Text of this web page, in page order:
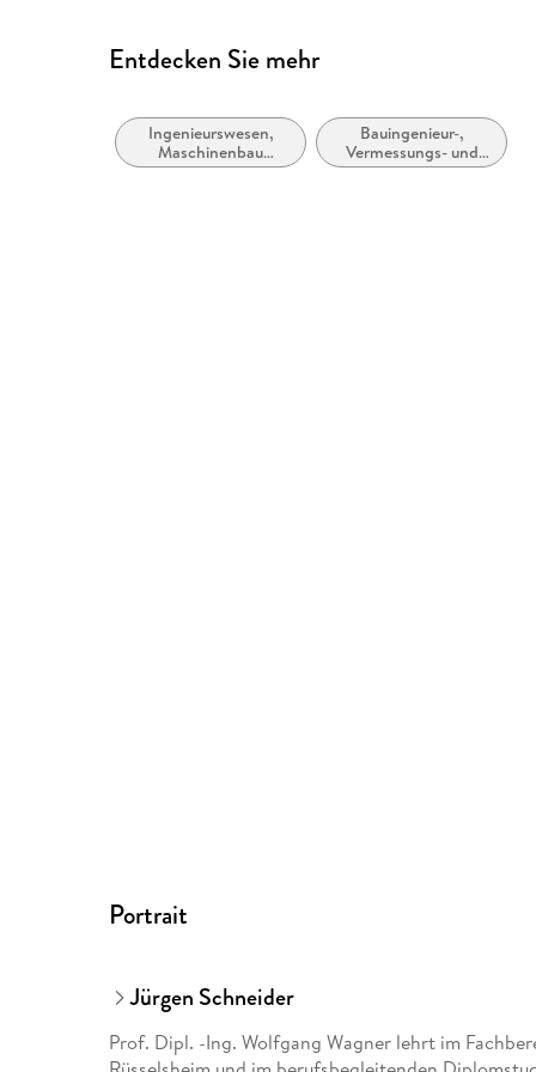
Entdecken Sie mehr
Ingenieurswesen,
Maschinenbau
allgemein
Bauingenieur-,
Vermessungs- und
Bauwesen
Portrait
Jürgen Schneider
Prof. Dipl. -Ing. Wolfgang Wagner lehrt im